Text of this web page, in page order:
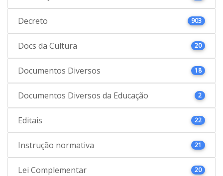
Decreto 903
Docs da Cultura 20
Documentos Diversos 18
Documentos Diversos da Educação 2
Editais 22
Instrução normativa 21
Lei Complementar 20